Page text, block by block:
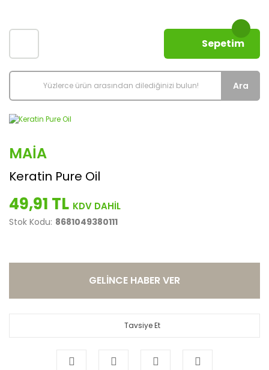
Ara
Sepetim
MAIA
Keratin Pure Oil
49,91 TL
Stok Kodu: 8681049380111
GELİNCE HABER VER
Tavsiye Et